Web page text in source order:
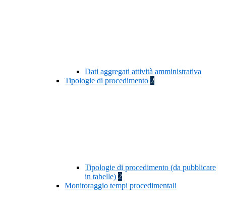
Dati aggregati attività amministrativa
Tipologie di procedimento 2
Tipologie di procedimento (da pubblicare
in tabelle) 2
Monitoraggio tempi procedimentali